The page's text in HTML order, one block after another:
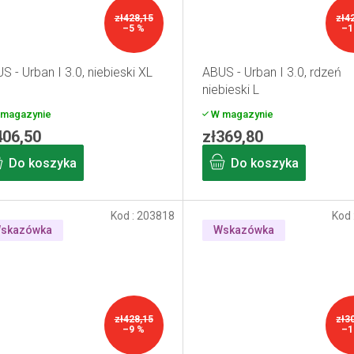
zł428,15
–5 %
- Urban I 3.0, niebieski XL
Do koszyka
ABUS - Urban I 3.0, rdzeń
niebieski L
W magazynie
zł369,80
Do koszyka
zł428,15
–9 %
Kod : 203818
Wskazówka